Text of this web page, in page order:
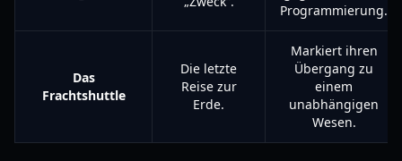
Programmierung.
Das
Frachtshuttle
Die letzte
Reise zur
Erde.
Markiert ihren
Übergang zu
einem
unabhängigen
Wesen.